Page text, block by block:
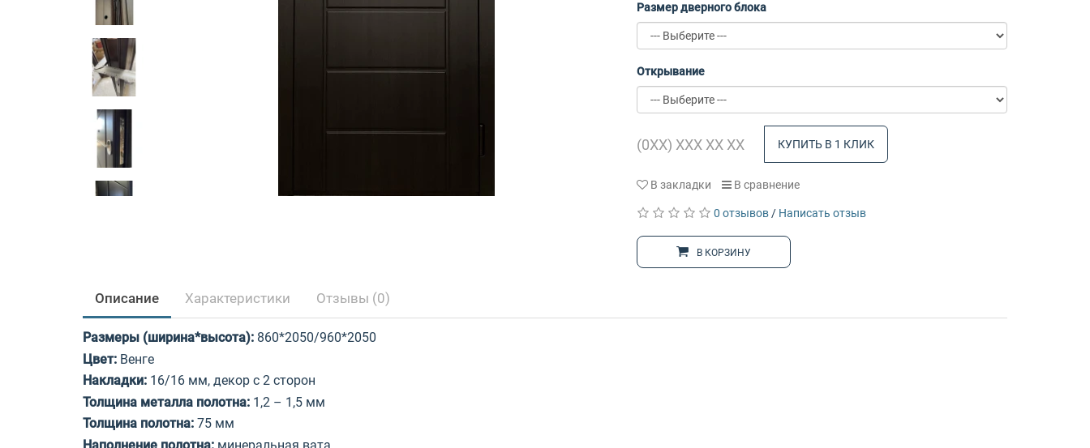
Размер дверного блока
Открывание
КУПИТЬ В 1 КЛИК
В закладки В сравнение
0 отзывов/ Написать отзыв
В КОРЗИНУ
Описание Характеристики Отзывы (0)
Размеры (ширина*высота): 860*2050/960*2050
Цвет: Венге
Накладки: 16/16 мм, декор с 2 сторон
Толщина металла полотна: 1,2 – 1,5 мм
Толщина полотна: 75 мм
Наполнение полотна: минеральная вата